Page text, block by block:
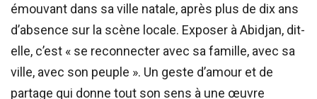
émouvant dans sa ville natale, après plus de dix ans
d’absence sur la scène locale. Exposer à Abidjan, dit-
elle, c’est « se reconnecter avec sa famille, avec sa
ville, avec son peuple ». Un geste d’amour et de
partage qui donne tout son sens à une œuvre